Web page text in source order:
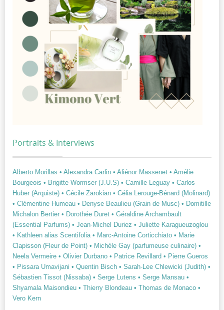
Portraits & Interviews
Alberto Morillas • Alexandra Carlin • Aliénor Massenet • Amélie
Bourgeois • Brigitte Wormser (J.U.S) • Camille Leguay • Carlos
Huber (Arquiste) • Cécile Zarokian • Célia Lerouge-Bénard (Molinard)
• Clémentine Humeau • Denyse Beaulieu (Grain de Musc) • Domitille
Michalon Bertier • Dorothée Duret • Géraldine Archambault
(Essential Parfums) • Jean-Michel Duriez • Juliette Karagueuzoglou
• Kathleen alias Scentifolia • Marc-Antoine Corticchiato • Marie
Clapisson (Fleur de Point) • Michèle Gay (parfumeuse culinaire) •
Neela Vermeire • Olivier Durbano • Patrice Revillard • Pierre Gueros
• Pissara Umavijani • Quentin Bisch • Sarah-Lee Chlewicki (Judith) •
Sébastien Tissot (Nissaba) • Serge Lutens • Serge Mansau •
Shyamala Maisondieu • Thierry Blondeau • Thomas de Monaco •
Vero Kern